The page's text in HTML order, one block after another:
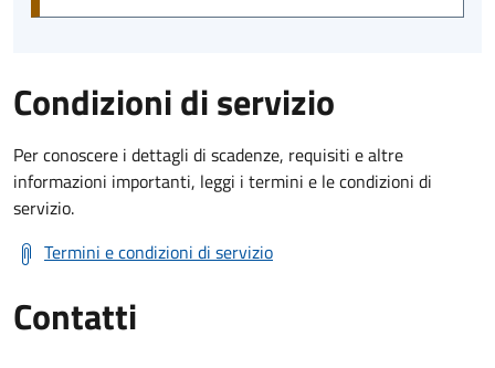
Condizioni di servizio
Per conoscere i dettagli di scadenze, requisiti e altre
informazioni importanti, leggi i termini e le condizioni di
servizio.
Termini e condizioni di servizio
Contatti